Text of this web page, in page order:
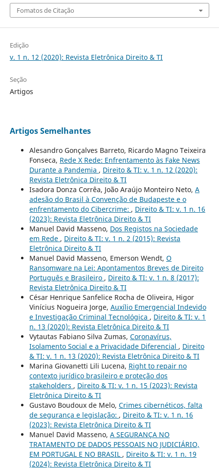
Fomatos de Citação
Edição
v. 1 n. 12 (2020): Revista Eletrônica Direito & TI
Seção
Artigos
Artigos Semelhantes
Alesandro Gonçalves Barreto, Ricardo Magno Teixeira
Fonseca, Rede X Rede: Enfrentamento às Fake News
Durante a Pandemia , Direito & TI: v. 1 n. 12 (2020):
Revista Eletrônica Direito & TI
Isadora Donza Corrêa, João Araújo Monteiro Neto, A
adesão do Brasil à Convenção de Budapeste e o
enfrentamento do Cibercrime: , Direito & TI: v. 1 n. 16
(2023): Revista Eletrônica Direito & TI
Manuel David Masseno, Dos Registos na Sociedade
em Rede , Direito & TI: v. 1 n. 2 (2015): Revista
Eletrônica Direito & TI
Manuel David Masseno, Emerson Wendt, O
Ransomware na Lei: Apontamentos Breves de Direito
Português e Brasileiro , Direito & TI: v. 1 n. 8 (2017):
Revista Eletrônica Direito & TI
César Henrique Sanfelice Rocha de Oliveira, Higor
Vinícius Nogueira Jorge, Auxílio Emergencial Indevido
e Investigação Criminal Tecnológica , Direito & TI: v. 1
n. 13 (2020): Revista Eletrônica Direito & TI
Vytautas Fabiano Silva Zumas, Coronavírus,
Isolamento Social e a Privacidade Diferencial , Direito
& TI: v. 1 n. 13 (2020): Revista Eletrônica Direito & TI
Marina Giovanetti Lili Lucena, Right to repair no
contexto jurídico brasileiro e proteção dos
stakeholders , Direito & TI: v. 1 n. 15 (2023): Revista
Eletrônica Direito & TI
Gustavo Boudoux de Melo, Crimes cibernéticos, falta
de segurança e legislação: , Direito & TI: v. 1 n. 16
(2023): Revista Eletrônica Direito & TI
Manuel David Masseno, A SEGURANÇA NO
TRATAMENTO DE DADOS PESSOAIS NO JUDICIÁRIO,
EM PORTUGAL E NO BRASIL , Direito & TI: v. 1 n. 19
(2024): Revista Eletrônica Direito & TI